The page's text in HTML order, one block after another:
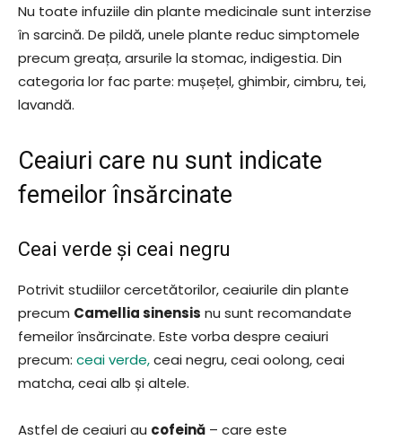
Nu toate infuziile din plante medicinale sunt interzise
în sarcină. De pildă, unele plante reduc simptomele
precum greața, arsurile la stomac, indigestia. Din
categoria lor fac parte: mușețel, ghimbir, cimbru, tei,
lavandă.
Ceaiuri care nu sunt indicate
femeilor însărcinate
Ceai verde și ceai negru
Potrivit studiilor cercetătorilor, ceaiurile din plante
precum Camellia sinensis nu sunt recomandate
femeilor însărcinate. Este vorba despre ceaiuri
precum: ceai verde,ceai negru, ceai oolong, ceai
matcha, ceai alb și altele.
Astfel de ceaiuri au cofeină – care este